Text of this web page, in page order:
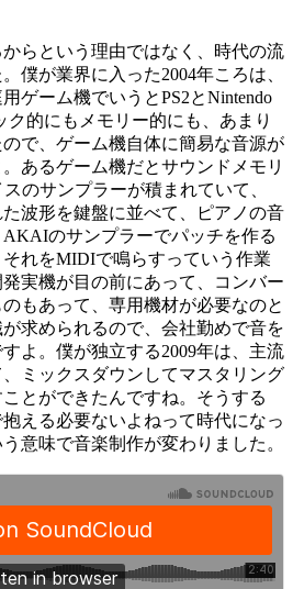
らという理由ではなく、時代の流
僕が業界に入った2004年ころは、
ゲーム機でいうとPS2とNintendo
ク的にもメモリー的にも、あまり
で、ゲーム機自体に簡易な音源が
あるゲーム機だとサウンドメモリ
のサンプラーが積まれていて、
波形を鍵盤に並べて、ピアノの音
のサンプラーでパッチを作る
れをMIDIで鳴らすっていう作業
実機が目の前にあって、コンバー
もあって、専用機材が必要なのと
求められるので、会社勤めで音を
よ。僕が独立する2009年は、主流
ミックスダウンしてマスタリング
とができたんですね。そうする
える必要ないよねって時代になっ
意味で音楽制作が変わりました。